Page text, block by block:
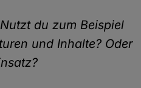
du zum Beispiel
und Inhalte? Oder